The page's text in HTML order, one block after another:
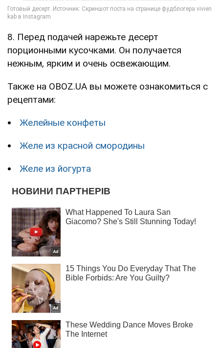
8. Перед подачей нарежьте десерт
порционными кусочками. Он получается
нежным, ярким и очень освежающим.
Также на OBOZ.UA вы можете ознакомиться с
рецептами:
Желейные конфеты
Желе из красной смородины
Желе из йогурта